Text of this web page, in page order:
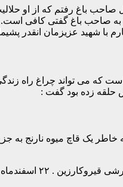
باغ رفتم که از او
به صاحب باغ گفتی کافی است.
با شهید عزیزمان انقدر
است که می تواند چراغ راه
حلقه زده بود گفت :
خاطر یک قاچ میوه نارنج به
. ۲۲ اسفندماه ۱۴۰۲ “